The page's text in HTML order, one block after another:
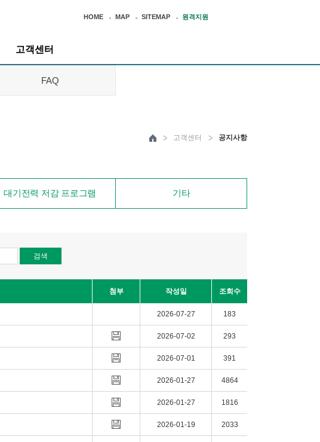
HOME MAP SITEMAP 원격지원
고객센터
FAQ
고객센터 공지사항
대기전력 저감 프로그램 기타
첨부 작성일 조회수
2026-07-27 183
2026-07-02 293
2026-07-01 391
2026-01-27 4864
2026-01-27 1816
2026-01-19 2033